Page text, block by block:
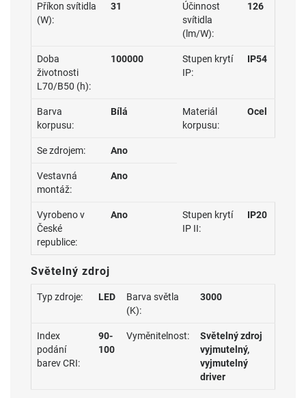
Příkon svítidla
(W):
31
Účinnost
svítidla
(lm/W):
126
Doba
životnosti
L70/B50 (h):
100000
Stupen krytí
IP:
IP54
Barva
korpusu:
Bílá
Materiál
korpusu:
Ocel
Se zdrojem: Ano
Vestavná
montáž:
Ano
Vyrobeno v
České
republice:
Ano
Stupen krytí
IP II:
IP20
Světelný zdroj
Typ zdroje: LED
Barva světla
(K):
3000
Index
podání
barev CRI:
90-
100
Vyměnitelnost:
Světelný zdroj
vyjmutelný,
vyjmutelný
driver